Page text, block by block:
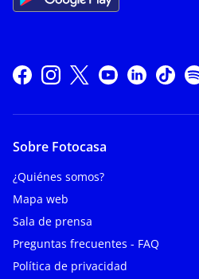
Sobre Fotocasa
¿Quiénes somos?
Mapa web
Sala de prensa
Preguntas frecuentes - FAQ
Política de privacidad